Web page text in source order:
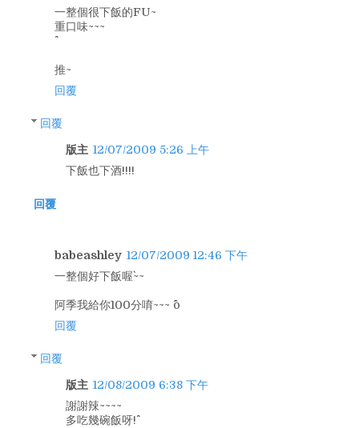
一整個很下飯的FU~
重口味~~~
推~
回覆
回覆
版主 12/07/2009 5:26 上午
下飯也下酒!!!!
回覆
babeashley 12/07/2009 12:46 下午
一整個好下飯喔`~~
阿季我給你100分唷~~~ ^o^
回覆
回覆
版主 12/08/2009 6:38 下午
謝謝辣~~~~
多吃幾碗飯呀!^^